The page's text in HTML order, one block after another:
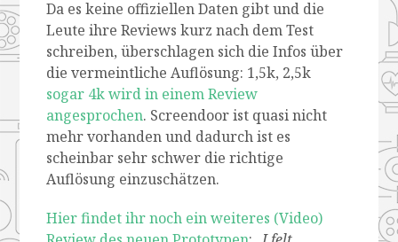
Da es keine offiziellen Daten gibt und die
Leute ihre Reviews kurz nach dem Test
schreiben, überschlagen sich die Infos über
die vermeintliche Auflösung: 1,5k, 2,5k
sogar 4k wird in einem Review
angesprochen. Screendoor ist quasi nicht
mehr vorhanden und dadurch ist es
scheinbar sehr schwer die richtige
Auflösung einzuschätzen.
Hier findet ihr noch ein weiteres (Video)